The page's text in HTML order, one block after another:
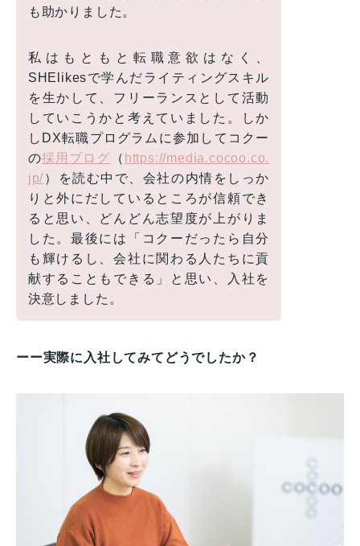
も助かりました。
私はもともと転職意欲はなく、
SHElikesで学んだライティングスキル
を生かして、フリーランスとして活動
していこうかと考えていました。しか
しDX転職プログラムに参加してコクー
の採用ブログ （ https://media.cocoo.co.
jp/ ）を読む中で、会社の内情をしっか
りと外にだしているところが信頼でき
ると思い、どんどん志望度が上がりま
した。最後には「コクーだったら自分
も輝けるし、会社に関わる人たちに貢
献することもできる」と思い、入社を
決意しました。
ーー実際に入社してみてどうでしたか？